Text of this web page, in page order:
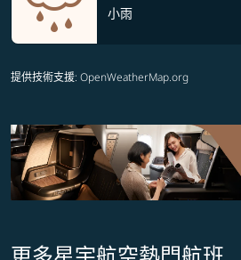
小雨
提供技術支援: OpenWeatherMap.org